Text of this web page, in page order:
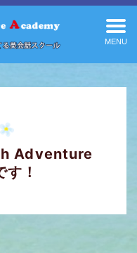
MENU
Adventure
！